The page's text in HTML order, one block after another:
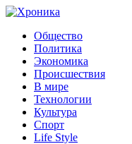
Общество
Политика
Экономика
Происшествия
В мире
Технологии
Культура
Спорт
Life Style